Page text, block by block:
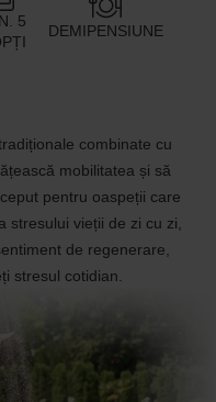
5
DEMIPENSIUNE
combinate cu
mobilitatea și să
pentru oaspeții care
stresului vieții de zi cu zi,
de regenerare,
stresul cotidian.